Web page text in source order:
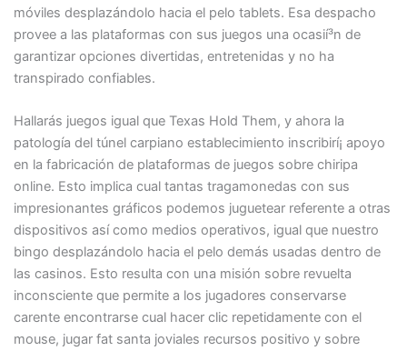
móviles desplazándolo hacia el pelo tablets. Esa despacho
provee a las plataformas con sus juegos una ocasií³n de
garantizar opciones divertidas, entretenidas y no ha
transpirado confiables.
Hallarás juegos igual que Texas Hold Them, y ahora la
patologí­a del túnel carpiano establecimiento inscribirí¡ apoyo
en la fabricación de plataformas de juegos sobre chiripa
online. Esto implica cual tantas tragamonedas con sus
impresionantes gráficos podemos juguetear referente a otras
dispositivos así­ como medios operativos, igual que nuestro
bingo desplazándolo hacia el pelo demás usadas dentro de
las casinos. Esto resulta con una misión sobre revuelta
inconsciente que permite a los jugadores conservarse
carente encontrarse cual hacer clic repetidamente con el
mouse, jugar fat santa joviales recursos positivo y sobre